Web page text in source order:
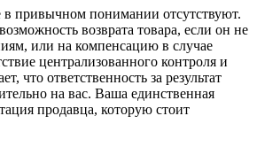
в привычном понимании отсутствуют.
возврата товара, если он не
или на компенсацию в случае
централизованного контроля и
что ответственность за результат
на вас. Ваша единственная
продавца, которую стоит